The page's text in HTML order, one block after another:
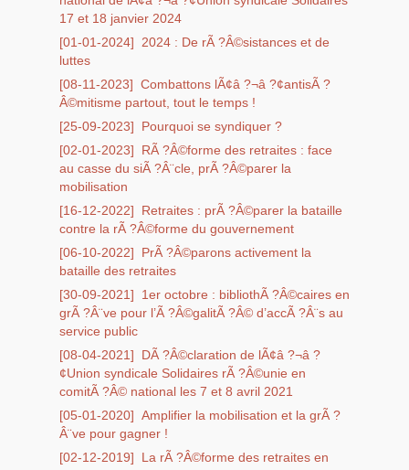
17 et 18 janvier 2024
[01-01-2024]
2024 : De rÃ ?Â©sistances et de
luttes
[08-11-2023] Combattons lÃ¢â ?¬â ?¢antisÃ ?
Â©mitisme partout, tout le temps !
[25-09-2023]
Pourquoi se syndiquer ?
[02-01-2023]
RÃ ?Â©forme des retraites : face
au casse du siÃ ?Â¨cle, prÃ ?Â©parer la
mobilisation
[16-12-2022]
Retraites : prÃ ?Â©parer la bataille
contre la rÃ ?Â©forme du gouvernement
[06-10-2022]
PrÃ ?Â©parons activement la
bataille des retraites
[30-09-2021]
1er octobre : bibliothÃ ?Â©caires en
grÃ ?Â¨ve pour l’Ã ?Â©galitÃ ?Â© d’accÃ ?Â¨s au
service public
[08-04-2021]
DÃ ?Â©claration de lÃ¢â ?¬â ?
¢Union syndicale Solidaires rÃ ?Â©unie en
comitÃ ?Â© national les 7 et 8 avril 2021
[05-01-2020] Amplifier la mobilisation et la grÃ ?
Â¨ve pour gagner !
[02-12-2019]
La rÃ ?Â©forme des retraites en